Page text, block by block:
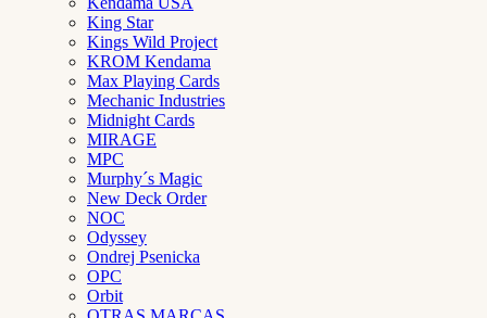
King Star
Kings Wild Project
KROM Kendama
Max Playing Cards
Mechanic Industries
Midnight Cards
MIRAGE
MPC
Murphy´s Magic
New Deck Order
NOC
Odyssey
Ondrej Psenicka
OPC
Orbit